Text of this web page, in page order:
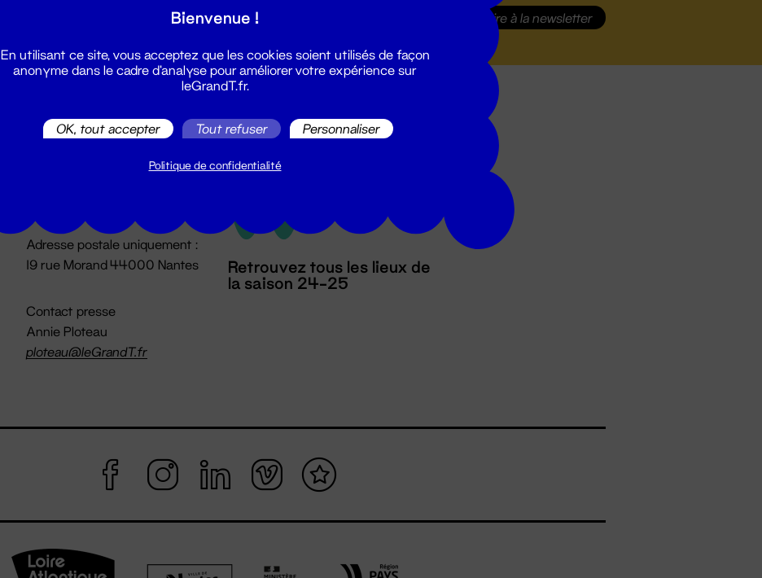
S'inscrire à la newsletter
02 51 88 25 25
billetterie@leGrandT.fr
Du lundi au vendredi 14h → 18h
Adresse postale uniquement :
19 rue Morand 44000 Nantes
Contact presse
Annie Ploteau
ploteau@leGrandT.fr
Retrouvez tous les lieux de
la saison 24-25
Bienvenue !
En utilisant ce site, vous acceptez que les cookies soient utilisés de façon
anonyme dans le cadre d'analyse pour améliorer votre expérience sur
leGrandT.fr.
OK, tout accepter Tout refuser Personnaliser
Politique de confidentialité